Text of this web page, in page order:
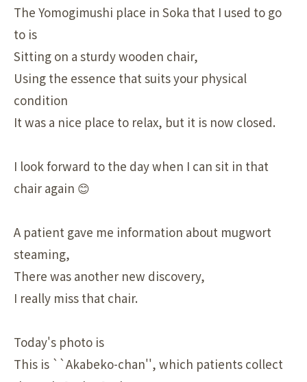
The Yomogimushi place in Soka that I used to go
to is
Sitting on a sturdy wooden chair,
Using the essence that suits your physical
condition
It was a nice place to relax, but it is now closed.
I look forward to the day when I can sit in that
chair again 😊
A patient gave me information about mugwort
steaming,
There was another new discovery,
I really miss that chair.
Today's photo is
This is ``Akabeko-chan'', which patients collect